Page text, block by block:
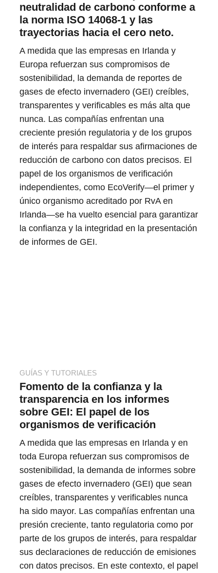
neutralidad de carbono conforme a
la norma ISO 14068-1 y las
trayectorias hacia el cero neto.
A medida que las empresas en Irlanda y
Europa refuerzan sus compromisos de
sostenibilidad, la demanda de reportes de
gases de efecto invernadero (GEI) creíbles,
transparentes y verificables es más alta que
nunca. Las compañías enfrentan una
creciente presión regulatoria y de los grupos
de interés para respaldar sus afirmaciones de
reducción de carbono con datos precisos. El
papel de los organismos de verificación
independientes, como EcoVerify—el primer y
único organismo acreditado por RvA en
Irlanda—se ha vuelto esencial para garantizar
la confianza y la integridad en la presentación
de informes de GEI.
GUÍAS Y TUTORIALES
Fomento de la confianza y la
transparencia en los informes
sobre GEI: El papel de los
organismos de verificación
A medida que las empresas en Irlanda y en
toda Europa refuerzan sus compromisos de
sostenibilidad, la demanda de informes sobre
gases de efecto invernadero (GEI) que sean
creíbles, transparentes y verificables nunca
ha sido mayor. Las compañías enfrentan una
presión creciente, tanto regulatoria como por
parte de los grupos de interés, para respaldar
sus declaraciones de reducción de emisiones
con datos precisos. En este contexto, el papel